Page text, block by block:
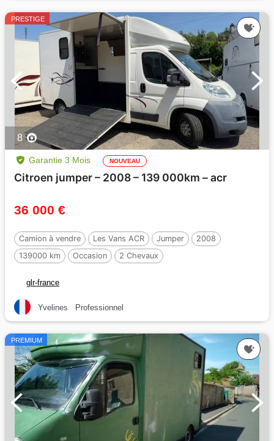
PRESTIGE
8
Garantie 3 Mois NOUVEAU
Citroen jumper – 2008 – 139 000km – acr
36 000 €
Camion à vendre Les Vans ACR Jumper
2008
139000 km
Occasion 2 Chevaux
glr-france
Yvelines Professionnel
PREMIUM